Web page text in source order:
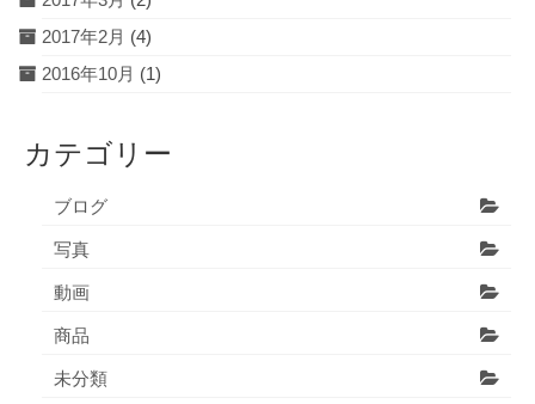
2017年2月 (4)
2016年10月 (1)
カテゴリー
ブログ
写真
動画
商品
未分類